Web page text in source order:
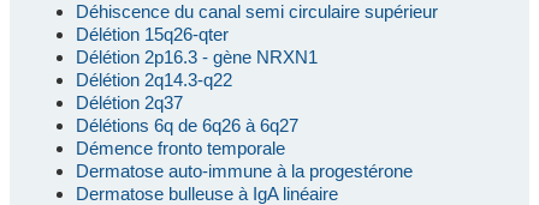
Déhiscence du canal semi circulaire supérieur
Délétion 15q26-qter
Délétion 2p16.3 - gène NRXN1
Délétion 2q14.3-q22
Délétion 2q37
Délétions 6q de 6q26 à 6q27
Démence fronto temporale
Dermatose auto-immune à la progestérone
Dermatose bulleuse à IgA linéaire